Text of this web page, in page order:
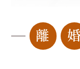
離 婚